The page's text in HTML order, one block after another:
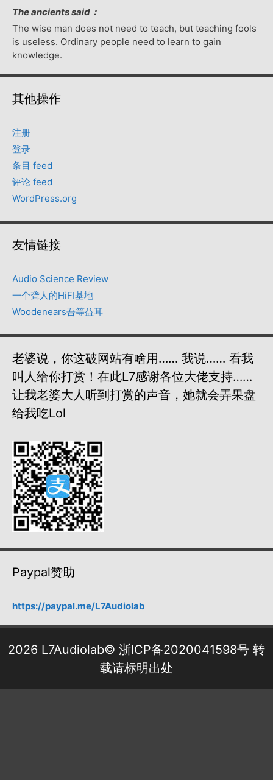
The ancients said：
The wise man does not need to teach, but teaching fools
is useless. Ordinary people need to learn to gain
knowledge.
其他操作
注册
登录
条目 feed
评论 feed
WordPress.org
友情链接
Audio Science Review
一个聋人的HiFI基地
Woodenears吾等益耳
老婆说，你这破网站有啥用…… 我说…… 看我
叫人给你打赏！在此L7感谢各位大佬支持……
让我老婆大人听到打赏的声音，她就会弄果盘
给我吃lol
Paypal赞助
https://paypal.me/L7Audiolab
2026 L7Audiolab© 浙ICP备2020041598号 转
载请标明出处